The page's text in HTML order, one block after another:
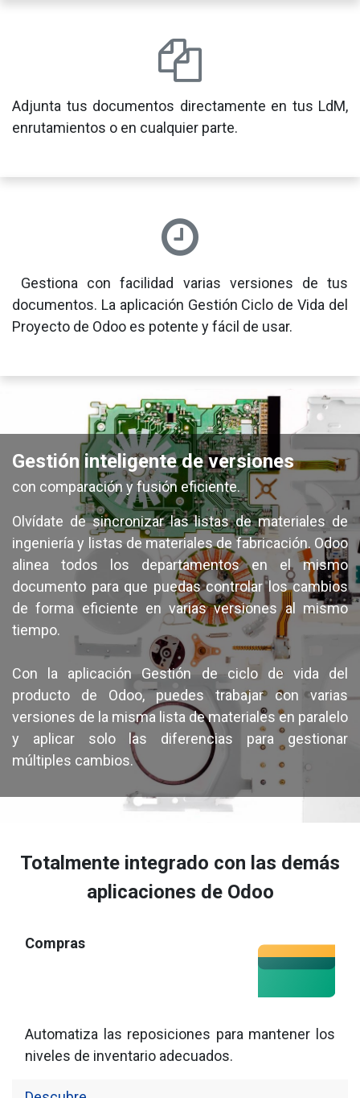
Adjunta tus documentos directamente en tus LdM,
enrutamientos o en cualquier parte.
Gestiona con facilidad varias versiones de tus
documentos. La aplicación Gestión Ciclo de Vida del
Proyecto de Odoo es potente y fácil de usar.
Gestión inteligente de versiones
con comparación y fusión eficiente.
Olvídate de sincronizar las listas de materiales de
ingeniería y listas de materiales de fabricación. Odoo
alinea todos los departamentos en el mismo
documento para que puedas controlar los cambios
de forma eficiente en varias versiones al mismo
tiempo.
Con la aplicación Gestión de ciclo de vida del
producto de Odoo, puedes trabajar con varias
versiones de la misma lista de materiales en paralelo
y aplicar solo las diferencias para gestionar
múltiples cambios.
Totalmente integrado con las demás
aplicaciones de Odoo
Compras
Automatiza las reposiciones para mantener los
niveles de inventario adecuados.